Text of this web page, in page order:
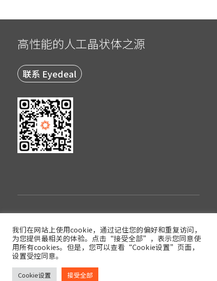
高性能的人工晶状体之源
联系 Eyedeal
版权© 2022西安眼得乐医疗科技有限公司
陕ICP备17017591号-3
我们在网站上使用cookie，通过记住您的偏好和重复访问，
为您提供最相关的体验。点击“接受全部”，表示您同意使
用所有cookies。但是，您可以查看“Cookie设置”页面，
设置受控同意。
Cookie设置 接受全部